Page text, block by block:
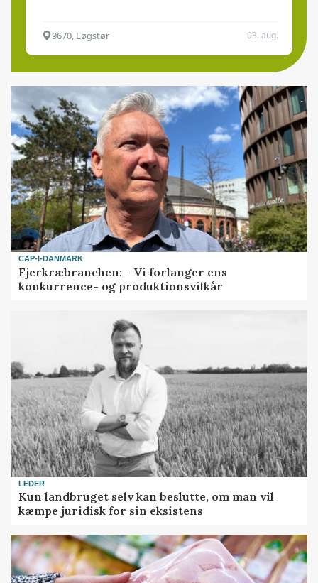
9670, Løgstør 03. aug.
CAP-I-DANMARK
Fjerkræbranchen: - Vi forlanger ens
konkurrence- og produktionsvilkår
LEDER
Kun landbruget selv kan beslutte, om man vil
kæmpe juridisk for sin eksistens